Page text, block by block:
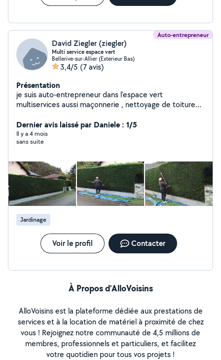
Auto-entrepreneur
David Ziegler (ziegler)
Multi service espace vert
Bellerive-sur-Allier (Exterieur Bas)
3,4/5 (7 avis)
Présentation
je suis auto-entrepreneur dans l'espace vert
multiservices aussi maçonnerie , nettoyage de toiture
entretien des maisons, portail, Muret, façade, entretien
du parc , je suis quelqu'un de très discret qui travaille
Dernier avis laissé par Daniele : 1/5
Il y a 4 mois
sans suite
Jardinage
Voir le profil Contacter
À Propos d’AlloVoisins
AlloVoisins est la plateforme dédiée aux prestations de
services et à la location de matériel à proximité de chez
vous ! Rejoignez notre communauté de 4,5 millions de
membres, professionnels et particuliers, et facilitez
votre quotidien pour tous vos projets !